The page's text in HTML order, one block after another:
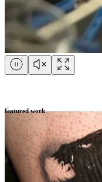
featured work